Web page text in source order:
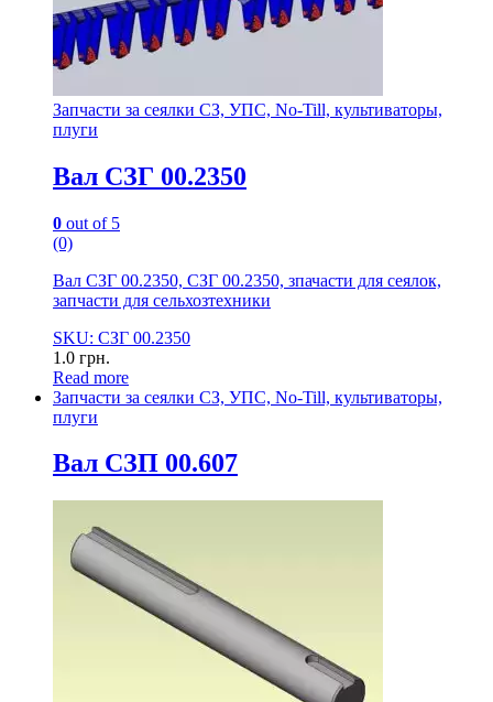
Запчасти за сеялки СЗ, УПС, No-Till, культиваторы,
плуги
Вал СЗГ 00.2350
0 out of 5
(0)
Вал СЗГ 00.2350, СЗГ 00.2350, зпачасти для сеялок,
запчасти для сельхозтехники
SKU: СЗГ 00.2350
1.0 грн.
Read more
Запчасти за сеялки СЗ, УПС, No-Till, культиваторы,
плуги
Вал СЗП 00.607